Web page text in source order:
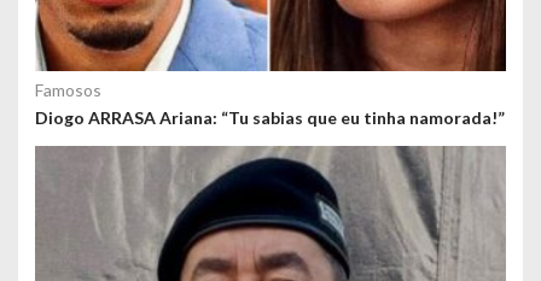
Famosos
Diogo ARRASA Ariana: “Tu sabias que eu tinha namorada!”